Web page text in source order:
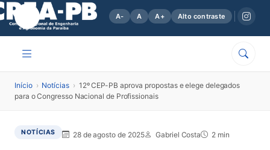
A- A A+ Alto contraste
Início › Notícias › 12º CEP-PB aprova propostas e elege delegados
para o Congresso Nacional de Profissionais
NOTÍCIAS 28 de agosto de 2025 Gabriel Costa 2 min